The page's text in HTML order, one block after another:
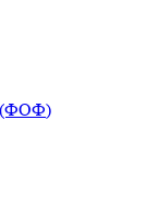
(ФОФ)